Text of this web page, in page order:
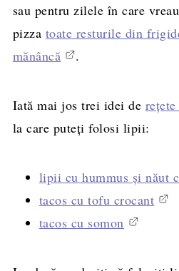
sau pentru zilele în care
pizza toate resturile din
mănâncă
.
Iată mai jos trei idei de
la care puteți folosi lipii:
lipii cu hummus și năut
tacos cu tofu crocant
tacos cu somon